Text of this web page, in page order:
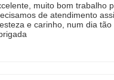
muito bom trabalho
de atendimento
e carinho, num dia tão